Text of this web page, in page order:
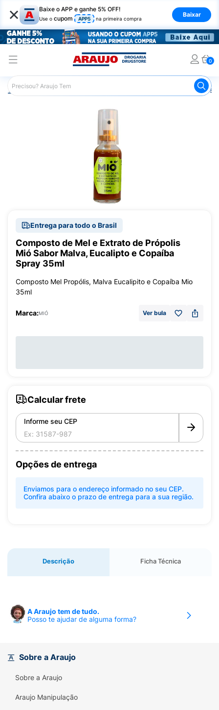
× Baixe o APP e ganhe 5% OFF!
Use o cupom APP5 na primeira compra
Baixar
0
Araujo Medicamentos
Entrega para todo o Brasil
Composto de Mel e Extrato de Própolis
Mió Sabor Malva, Eucalipto e Copaíba
Spray 35ml
Composto Mel Propólis, Malva Eucalipito e Copaíba Mio
35ml
Marca:MIÓ Ver bula
Calcular frete
Informe seu CEP
Opções de entrega
Enviamos para o endereço informado no seu CEP.
Confira abaixo o prazo de entrega para a sua região.
Descrição Ficha Técnica
A Araujo tem de tudo.
Posso te ajudar de alguma forma?
Sobre a Araujo
Sobre a Araujo
Araujo Manipulação